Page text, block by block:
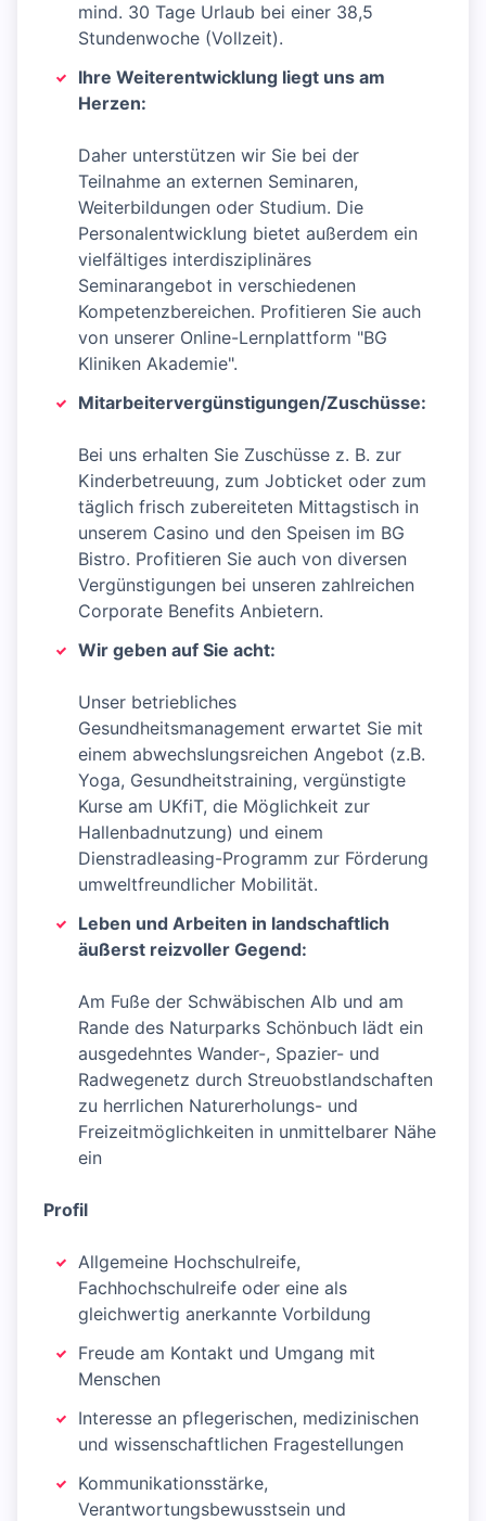
mind. 30 Tage Urlaub bei einer 38,5
Stundenwoche (Vollzeit).
Ihre Weiterentwicklung liegt uns am
Herzen:
Daher unterstützen wir Sie bei der
Teilnahme an externen Seminaren,
Weiterbildungen oder Studium. Die
Personalentwicklung bietet außerdem ein
vielfältiges interdisziplinäres
Seminarangebot in verschiedenen
Kompetenzbereichen. Profitieren Sie auch
von unserer Online-Lernplattform "BG
Kliniken Akademie".
Mitarbeitervergünstigungen/Zuschüsse:
Bei uns erhalten Sie Zuschüsse z. B. zur
Kinderbetreuung, zum Jobticket oder zum
täglich frisch zubereiteten Mittagstisch in
unserem Casino und den Speisen im BG
Bistro. Profitieren Sie auch von diversen
Vergünstigungen bei unseren zahlreichen
Corporate Benefits Anbietern.
Wir geben auf Sie acht:
Unser betriebliches
Gesundheitsmanagement erwartet Sie mit
einem abwechslungsreichen Angebot (z.B.
Yoga, Gesundheitstraining, vergünstigte
Kurse am UKfiT, die Möglichkeit zur
Hallenbadnutzung) und einem
Dienstradleasing-Programm zur Förderung
umweltfreundlicher Mobilität.
Leben und Arbeiten in landschaftlich
äußerst reizvoller Gegend:
Am Fuße der Schwäbischen Alb und am
Rande des Naturparks Schönbuch lädt ein
ausgedehntes Wander-, Spazier- und
Radwegenetz durch Streuobstlandschaften
zu herrlichen Naturerholungs- und
Freizeitmöglichkeiten in unmittelbarer Nähe
ein
Profil
Allgemeine Hochschulreife,
Fachhochschulreife oder eine als
gleichwertig anerkannte Vorbildung
Freude am Kontakt und Umgang mit
Menschen
Interesse an pflegerischen, medizinischen
und wissenschaftlichen Fragestellungen
Kommunikationsstärke,
Verantwortungsbewusstsein und